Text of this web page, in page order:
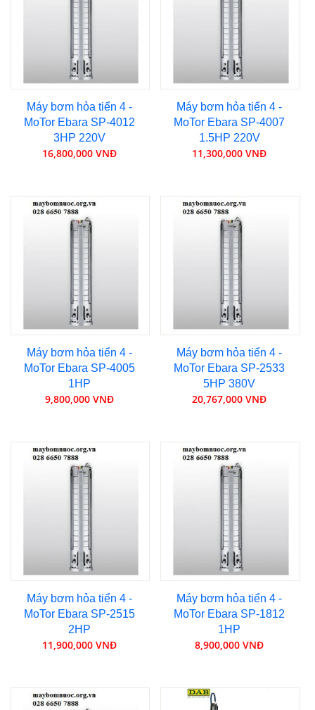
Máy bơm hỏa tiển 4 -
MoTor Ebara SP-4012
3HP 220V
16,800,000 VNĐ
Máy bơm hỏa tiển 4 -
MoTor Ebara SP-4007
1.5HP 220V
11,300,000 VNĐ
Máy bơm hỏa tiển 4 -
MoTor Ebara SP-4005
1HP
9,800,000 VNĐ
Máy bơm hỏa tiển 4 -
MoTor Ebara SP-2533
5HP 380V
20,767,000 VNĐ
Máy bơm hỏa tiển 4 -
MoTor Ebara SP-2515
2HP
11,900,000 VNĐ
Máy bơm hỏa tiển 4 -
MoTor Ebara SP-1812
1HP
8,900,000 VNĐ